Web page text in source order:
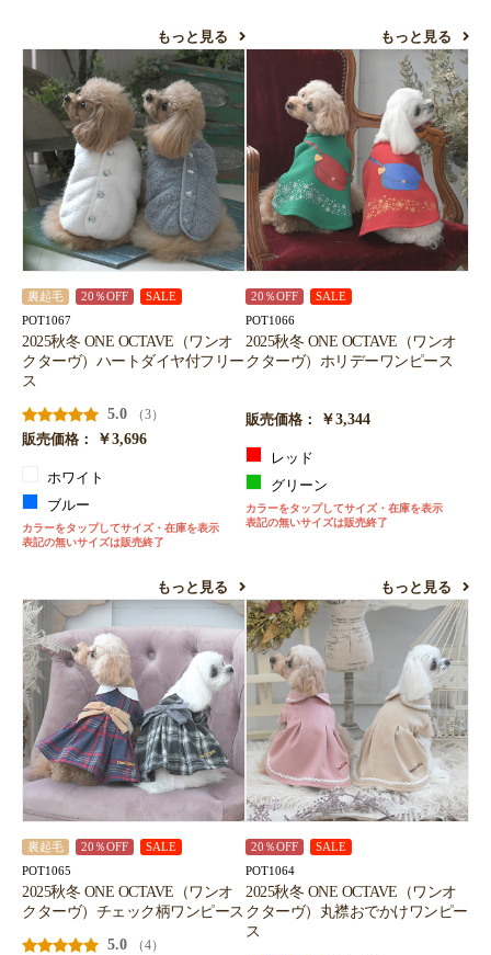
もっと見る もっと見る
裏起毛 20％OFF SALE
POT1067
2025秋冬 ONE OCTAVE（ワンオ
クターヴ）ハートダイヤ付フリー
ス
5.0
（3）
販売価格：
￥3,696
ホワイト
ブルー
カラーをタップしてサイズ・在庫を表示
表記の無いサイズは販売終了
もっと見る
20％OFF SALE
POT1066
2025秋冬 ONE OCTAVE（ワンオ
クターヴ）ホリデーワンピース
販売価格： ￥3,344
レッド
グリーン
カラーをタップしてサイズ・在庫を表示
表記の無いサイズは販売終了
もっと見る
裏起毛 20％OFF SALE
POT1065
2025秋冬 ONE OCTAVE（ワンオ
クターヴ）チェック柄ワンピース
5.0
（4）
20％OFF SALE
POT1064
2025秋冬 ONE OCTAVE（ワンオ
クターヴ）丸襟おでかけワンピー
ス